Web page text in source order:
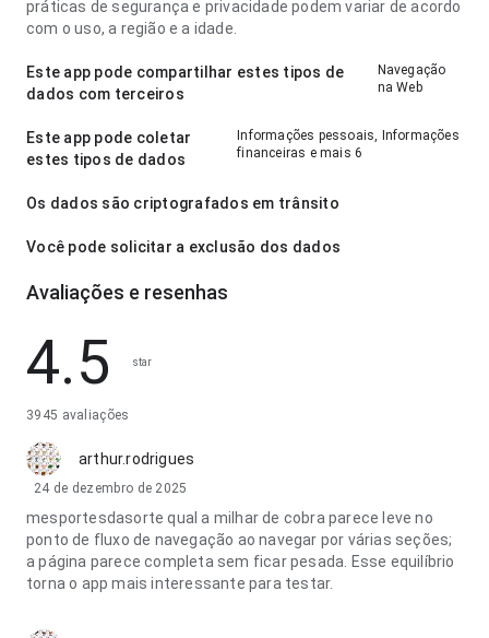
práticas de segurança e privacidade podem variar de acordo
com o uso, a região e a idade.
Este app pode compartilhar estes tipos de
dados com terceiros
Navegação
na Web
Este app pode coletar
estes tipos de dados
Informações pessoais, Informações
financeiras e mais 6
Os dados são criptografados em trânsito
Você pode solicitar a exclusão dos dados
Avaliações e resenhas
4.5 star
3945 avaliações
arthur.rodrigues
24 de dezembro de 2025
mesportesdasorte qual a milhar de cobra parece leve no
ponto de fluxo de navegação ao navegar por várias seções;
a página parece completa sem ficar pesada. Esse equilíbrio
torna o app mais interessante para testar.